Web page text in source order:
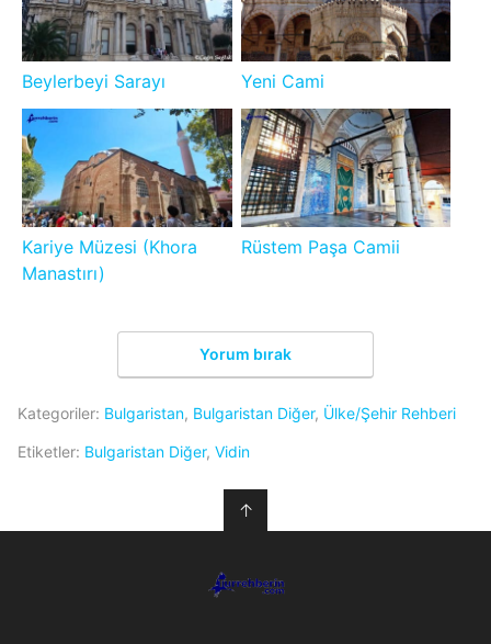
Beylerbeyi Sarayı Yeni Cami
Kariye Müzesi (Khora
Manastırı)
Rüstem Paşa Camii
Yorum bırak
Kategoriler: Bulgaristan, Bulgaristan Diğer, Ülke/Şehir Rehberi
Etiketler: Bulgaristan Diğer, Vidin
↑